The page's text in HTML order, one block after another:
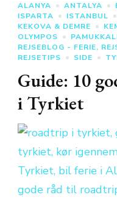
ALANYA ANTALYA
ISPARTA
ISTANBUL
KEKOVA & DEMRE
OLYMPOS
REJSEBLOG - FERIE,
REJSETIPS
SIDE
Guide: 10
i Tyrkiet